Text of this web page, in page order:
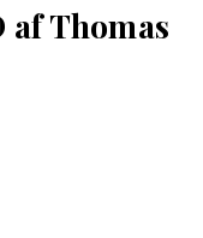
Thomas